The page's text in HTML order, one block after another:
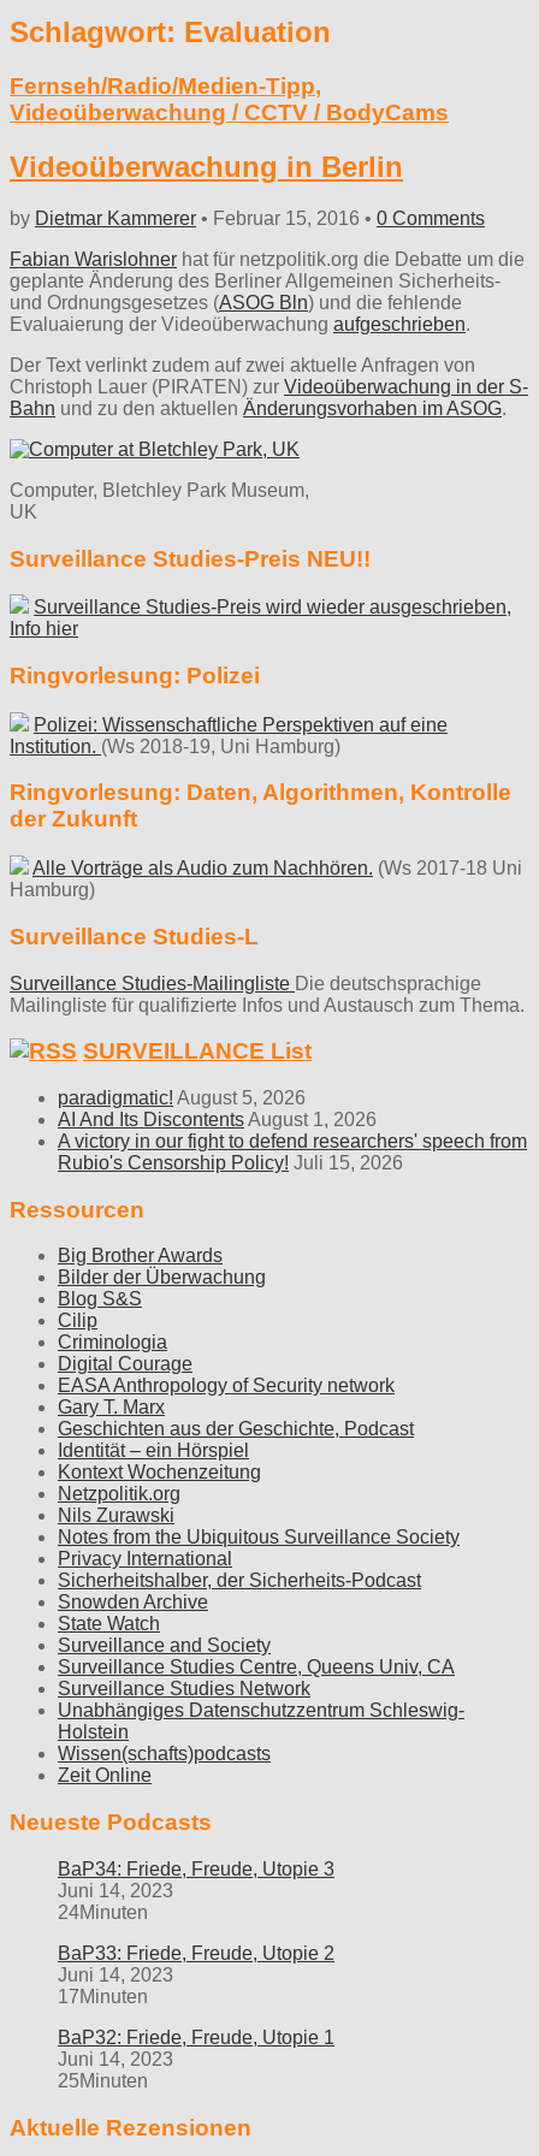
Schlagwort: Evaluation
Fernseh/Radio/Medien-Tipp,
Videoüberwachung / CCTV / BodyCams
Videoüberwachung in Berlin
by Dietmar Kammerer • Februar 15, 2016 • 0 Comments
Fabian Warislohner hat für netzpolitik.org die Debatte um die
geplante Änderung des Berliner Allgemeinen Sicherheits-
und Ordnungsgesetzes (ASOG Bln) und die fehlende
Evaluaierung der Videoüberwachung aufgeschrieben.
Der Text verlinkt zudem auf zwei aktuelle Anfragen von
Christoph Lauer (PIRATEN) zur Videoüberwachung in der S-
Bahn und zu den aktuellen Änderungsvorhaben im ASOG.
Computer, Bletchley Park Museum,
UK
Surveillance Studies-Preis NEU!!
Surveillance Studies-Preis wird wieder ausgeschrieben,
Info hier
Ringvorlesung: Polizei
Polizei: Wissenschaftliche Perspektiven auf eine
Institution. (Ws 2018-19, Uni Hamburg)
Ringvorlesung: Daten, Algorithmen, Kontrolle
der Zukunft
Alle Vorträge als Audio zum Nachhören. (Ws 2017-18 Uni
Hamburg)
Surveillance Studies-L
Surveillance Studies-Mailingliste Die deutschsprachige
Mailingliste für qualifizierte Infos und Austausch zum Thema.
SURVEILLANCE List
paradigmatic! August 5, 2026
AI And Its DiscontentsAugust 1, 2026
A victory in our fight to defend researchers' speech from
Rubio's Censorship Policy! Juli 15, 2026
Ressourcen
Big Brother Awards
Bilder der Überwachung
Blog S&S
Cilip
Criminologia
Digital Courage
EASA Anthropology of Security network
Gary T. Marx
Geschichten aus der Geschichte, Podcast
Identität – ein Hörspiel
Kontext Wochenzeitung
Netzpolitik.org
Nils Zurawski
Notes from the Ubiquitous Surveillance Society
Privacy International
Sicherheitshalber, der Sicherheits-Podcast
Snowden Archive
State Watch
Surveillance and Society
Surveillance Studies Centre, Queens Univ, CA
Surveillance Studies Network
Unabhängiges Datenschutzzentrum Schleswig-
Holstein
Wissen(schafts)podcasts
Zeit Online
Neueste Podcasts
BaP34: Friede, Freude, Utopie 3
Juni 14, 2023
24Minuten
BaP33: Friede, Freude, Utopie 2
Juni 14, 2023
17Minuten
BaP32: Friede, Freude, Utopie 1
Juni 14, 2023
25Minuten
Aktuelle Rezensionen